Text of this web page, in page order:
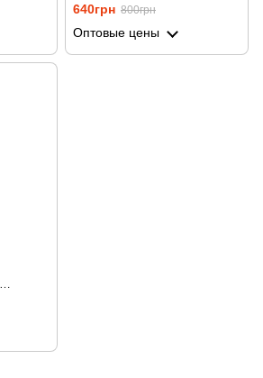
Белый
амперметр Gerui KP-PMB09L,
с подсветкой дисплея, Синий
640грн 800грн
Оптовые цены
Синий